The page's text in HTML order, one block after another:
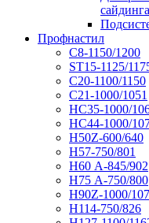
сайдинга
Профнастил
С8-1150/1200
ST15-1125/
С20-1100/1150
С21-1000/1051
НС35-1000/
НС44-1000/
Н50Z-600/640
Н57-750/801
Н60 А-845/902
Н75 А-750/800
Н90Z-1000/
Н114-750/826